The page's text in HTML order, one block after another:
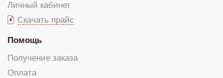
Личный кабинет
Скачать прайс
Помощь
Получение заказа
Оплата